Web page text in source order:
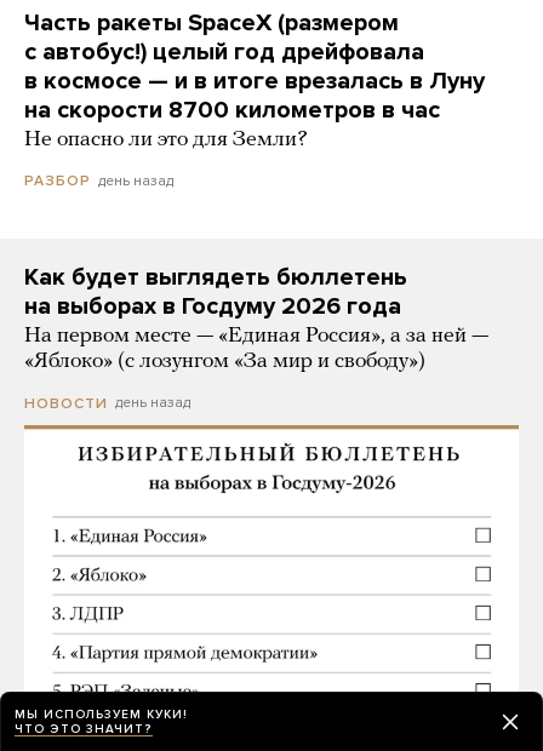
Часть ракеты SpaceX (размером
с автобус!) целый год дрейфовала
в космосе — и в итоге врезалась в Луну
на скорости 8700 километров в час
Не опасно ли это для Земли?
РАЗБОР день назад
Как будет выглядеть бюллетень
на выборах в Госдуму 2026 года
На первом месте — «Единая Россия», а за ней —
«Яблоко» (с лозунгом «За мир и свободу»)
НОВОСТИ день назад
МЫ ИСПОЛЬЗУЕМ КУКИ!
ЧТО ЭТО ЗНАЧИТ?